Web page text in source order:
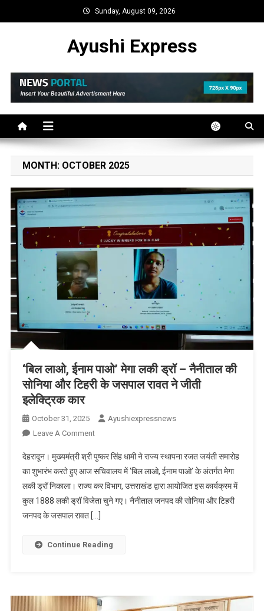
to
Sunday, August 09, 2026
Ayushi Express
MONTH: OCTOBER 2025
‘बिल लाओ, ईनाम पाओ’ मेगा लकी ड्रॉ – नैनीताल की
सोनिया और टिहरी के जसपाल रावत ने जीती
इलेक्ट्रिक कार
October 31, 2025
Ayushiexpressnews
Leave A CommentOn
लाओ,
ईनाम
पाओ’
मेगा
लकी
और
टिहरी
देहरादून। मुख्यमंत्री श्री पुष्कर सिंह धामी ने राज्य स्थापना रजत जयंती समारोह
का शुभारंभ करते हुए आज सचिवालय में ‘बिल लाओ, ईनाम पाओ’ के अंतर्गत मेगा
लकी ड्रॉ निकाला। राज्य कर विभाग, उत्तराखंड द्वारा आयोजित इस कार्यक्रम में
कुल 1888 लकी ड्रॉ विजेता चुने गए। नैनीताल जनपद की सोनिया और टिहरी
जनपद के जसपाल रावत […]
Continue Reading